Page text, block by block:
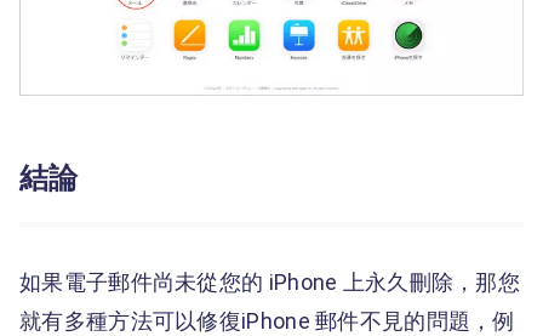
結論
如果電子郵件尚未從您的 iPhone 上永久刪除，那您
就有多種方法可以修復iPhone 郵件不見的問題，例